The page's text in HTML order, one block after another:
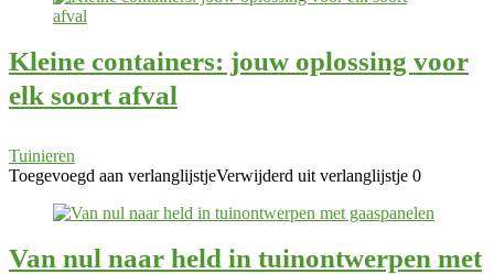
Kleine containers: jouw oplossing voor
elk soort afval
Tuinieren
Toegevoegd aan verlanglijstjeVerwijderd uit verlanglijstje 0
Van nul naar held in tuinontwerpen met